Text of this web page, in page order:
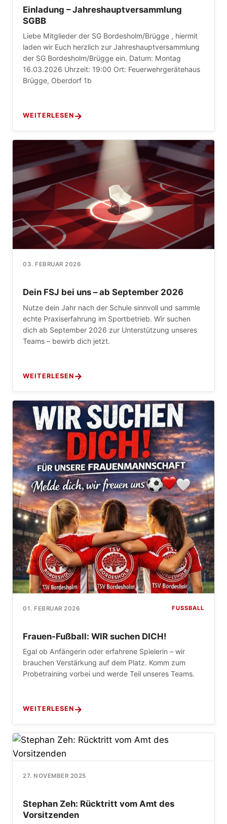
Einladung – Jahreshauptversammlung
SGBB
Liebe Mitglieder der SG Bordesholm/Brügge , hiermit
laden wir Euch herzlich zur Jahreshauptversammlung
der SG Bordesholm/Brügge ein. Datum: Montag
16.03.2026 Uhrzeit: 19:00 Ort: Feuerwehrgerätehaus
Brügge, Oberdorf 1b
WEITERLESEN
03. FEBRUAR 2026
Dein FSJ bei uns – ab September 2026
Nutze dein Jahr nach der Schule sinnvoll und sammle
echte Praxiserfahrung im Sportbetrieb. Wir suchen
dich ab September 2026 zur Unterstützung unseres
Teams – bewirb dich jetzt.
WEITERLESEN
01. FEBRUAR 2026 FUSSBALL
Frauen-Fußball: WIR suchen DICH!
Egal ob Anfängerin oder erfahrene Spielerin – wir
brauchen Verstärkung auf dem Platz. Komm zum
Probetraining vorbei und werde Teil unseres Teams.
WEITERLESEN
27. NOVEMBER 2025
Stephan Zeh: Rücktritt vom Amt des
Vorsitzenden